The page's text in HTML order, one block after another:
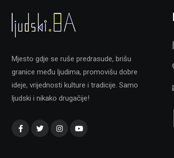
Mjesto gdje se ruše predrasude, brišu
granice među ljudima, promovišu dobre
ideje, vrijednosti kulture i tradicije. Samo
ljudski i nikako drugačije!